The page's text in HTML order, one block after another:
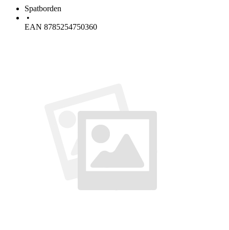
Spatborden
•
EAN 8785254750360